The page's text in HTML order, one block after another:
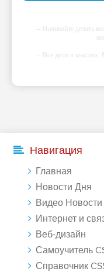
-- Начинайте делать
-- Все дело в
мимо ушей. Он никогда
Навигация
Главная
Новости Дня
Видео Новости
Интернет и
Веб-дизайн
Самоучитель
Справочник